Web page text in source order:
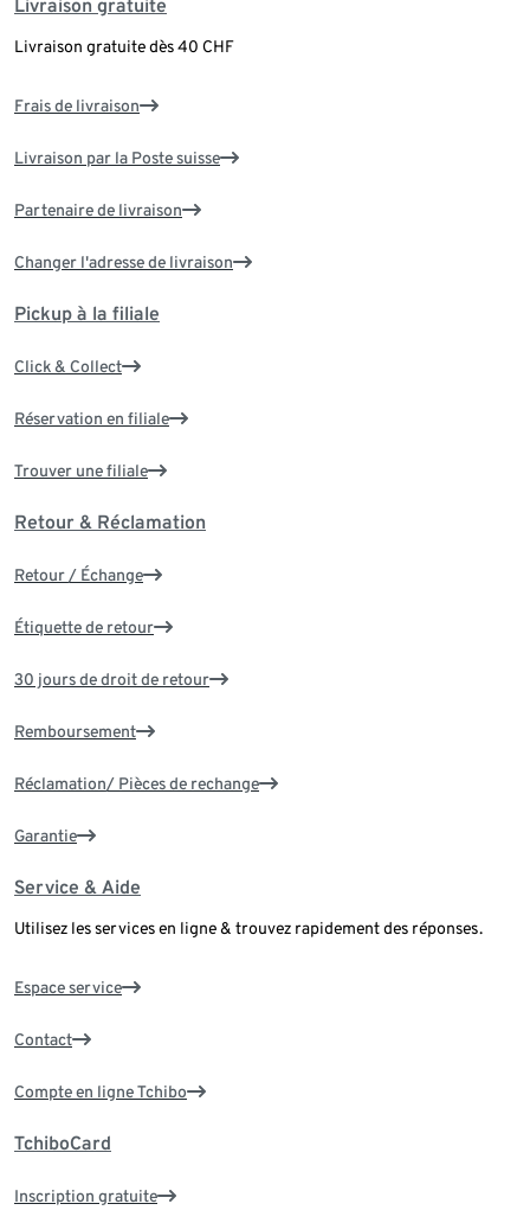
Livraison gratuite
Livraison gratuite dès 40 CHF
Frais de livraison
Livraison par la Poste suisse
Partenaire de livraison
Changer l'adresse de livraison
Pickup à la filiale
Click & Collect
Réservation en filiale
Trouver une filiale
Retour & Réclamation
Retour / Échange
Étiquette de retour
30 jours de droit de retour
Remboursement
Réclamation/ Pièces de rechange
Garantie
Service & Aide
Utilisez les services en ligne & trouvez rapidement des réponses.
Espace service
Contact
Compte en ligne Tchibo
TchiboCard
Inscription gratuite